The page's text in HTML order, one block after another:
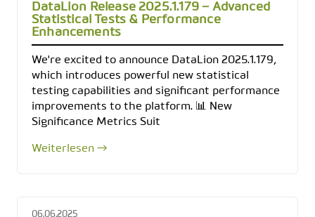
DataLion Release 2025.1.179 – Advanced
Statistical Tests & Performance
Enhancements
We're excited to announce DataLion 2025.1.179,
which introduces powerful new statistical
testing capabilities and significant performance
improvements to the platform. 📊 New
Significance Metrics Suit
Weiterlesen →
06.06.2025